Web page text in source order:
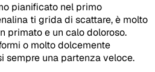
pianificato nel primo
ti grida di scattare, è molto
primato e un calo doloroso.
o molto dolcemente
sempre una partenza veloce.